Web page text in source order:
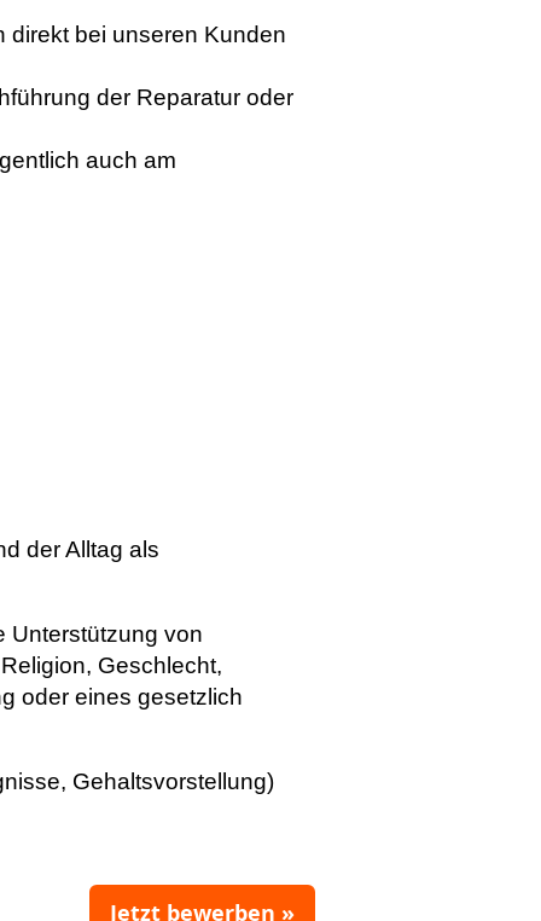
direkt bei unseren Kunden
der Reparatur oder
auch am
der Alltag als
Unterstützung von
Geschlecht,
oder eines gesetzlich
Gehaltsvorstellung)
Jetzt bewerben »